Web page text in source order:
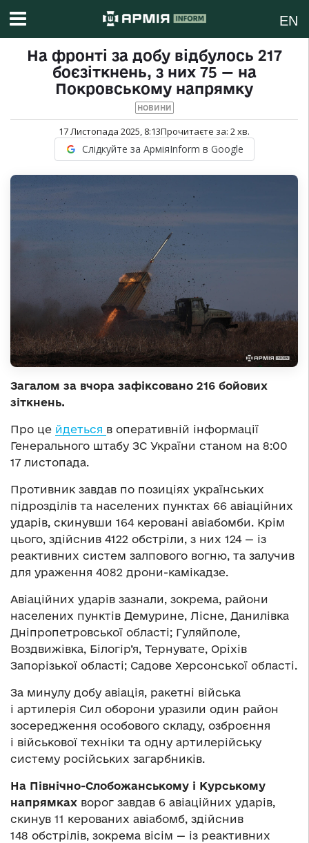
EN
На фронті за добу відбулось 217
боєзіткнень, з них 75 — на
Покровському напрямку
НОВИНИ
17 Листопада 2025, 8:13Прочитаєте за: 2хв.
Слідкуйте за АрміяInform в Google
Загалом за вчора зафіксовано 216 бойових
зіткнень.
Про це йдеться в оперативній інформації
Генерального штабу ЗС України станом на 8:00
17 листопада.
Противник завдав по позиціях українських
підрозділів та населених пунктах 66 авіаційних
ударів, скинувши 164 керовані авіабомби. Крім
цього, здійснив 4122 обстріли, з них 124 — із
реактивних систем залпового вогню, та залучив
для ураження 4082 дрони-камікадзе.
Авіаційних ударів зазнали, зокрема, райони
населених пунктів Демурине, Лісне, Данилівка
Дніпропетровської області; Гуляйполе,
Воздвижівка, Білогір’я, Тернувате, Оріхів
Запорізької області; Садове Херсонської області.
За минулу добу авіація, ракетні війська
і артилерія Сил оборони уразили один район
зосередження особового складу, озброєння
і військової техніки та одну артилерійську
систему російських загарбників.
На Північно-Слобожанському і Курському
напрямках ворог завдав 6 авіаційних ударів,
скинув 11 керованих авіабомб, здійснив
148 обстрілів, зокрема вісім — із реактивних